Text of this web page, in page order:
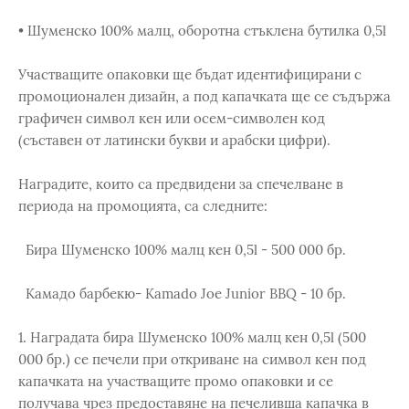
• Шуменско 100% малц, оборотна стъклена бутилка 0,5l
Участващите опаковки ще бъдат идентифицирани с
промоционален дизайн, а под капачката ще се съдържа
графичен символ кен или осем-символен код
(съставен от латински букви и арабски цифри).
Наградите, които са предвидени за спечелване в
периода на промоцията, са следните:
Бира Шуменско 100% малц кен 0,5l - 500 000 бр.
Камадо барбекю- Kamado Joe Junior BBQ - 10 бр.
1. Наградата бира Шуменско 100% малц кен 0,5l (500
000 бр.) се печели при откриване на символ кен под
капачката на участващите промо опаковки и се
получава чрез предоставяне на печеливша капачка в